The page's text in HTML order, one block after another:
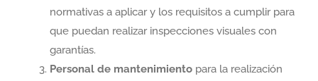
normativas a aplicar y los requisitos a cumplir para
que puedan realizar inspecciones visuales con
garantías.
Personal de mantenimiento para la realización